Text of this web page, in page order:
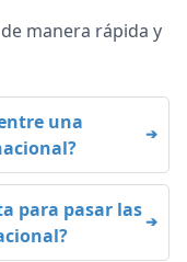
manera rápida y
una
para pasar las